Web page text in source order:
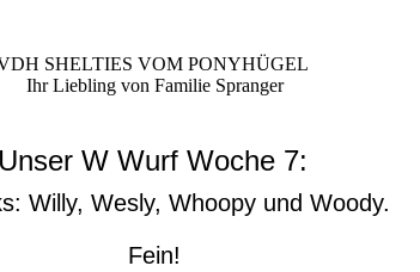
SHELTIES VOM PONYHÜGEL
Ihr Liebling von Familie Spranger
Unser W Wurf Woche 7:
Willy, Wesly, Whoopy und Woody.
Fein!